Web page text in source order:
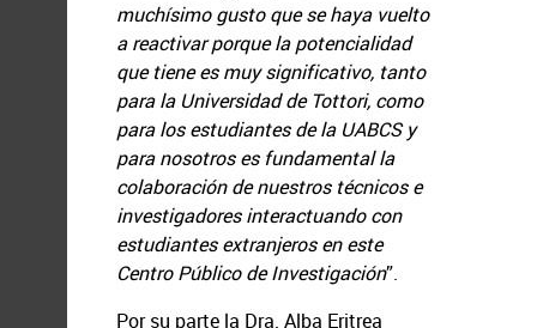
muchísimo gusto que se haya vuelto
a reactivar porque la potencialidad
que tiene es muy significativo, tanto
para la Universidad de Tottori, como
para los estudiantes de la UABCS y
para nosotros es fundamental la
colaboración de nuestros técnicos e
investigadores interactuando con
estudiantes extranjeros en este
Centro Público de Investigación”.
Por su parte la Dra. Alba Eritrea